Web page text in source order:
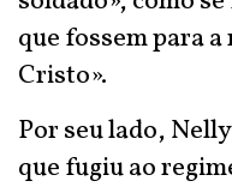
que fossem para
Cristo».
Por seu lado,
que fugiu ao